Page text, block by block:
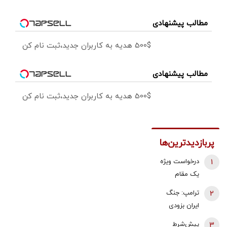
مطالب پیشنهادی
500$ هدیه به کاربران جدید،ثبت نام کن
مطالب پیشنهادی
500$ هدیه به کاربران جدید،ثبت نام کن
پربازدیدترین‌ها
درخواست ویژه
یک مقام
جوانان: اگر
تفاهم ایران و
آمریکارا برای
1
ترامپ: جنگ
ایران بزودی
2
پیش‌شرط